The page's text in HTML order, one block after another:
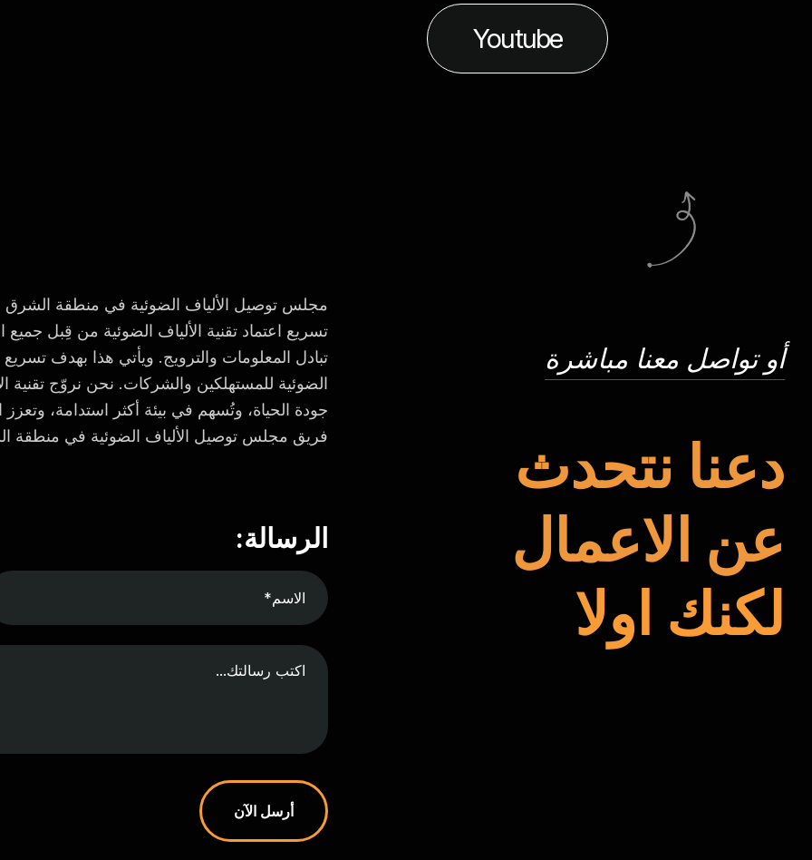
Youtube
أو تواصل معنا مباشرة
دعنا نتحدث
عن الاعمال
لكنك اولا
مجلس توصيل الألياف الضوئية في منطقة
تسريع اعتماد تقنية الألياف الضوئية من قِبل
تبادل المعلومات والترويج. ويأتي هذا بهدف
الضوئية للمستهلكين والشركات. نحن نروّج تقنية
جودة الحياة، وتُسهم في بيئة أكثر استدامة،
فريق مجلس توصيل الألياف الضوئية في منطقة
الرسالة:
أرسل الآن